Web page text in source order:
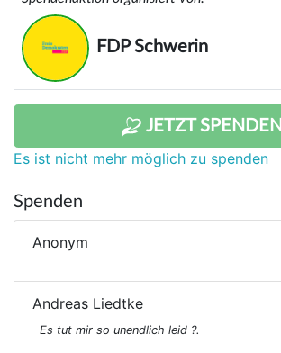
FDP Schwerin
JETZT SPENDEN
Es ist nicht mehr möglich zu spenden
Spenden
Anonym
Andreas Liedtke
Es tut mir so unendlich leid ?.